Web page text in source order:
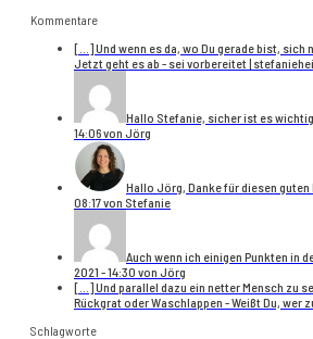
Kommentare
[…] Und wenn es da, wo Du gerade bist, sich
Jetzt geht es ab - sei vorbereitet |
Hallo Stefanie, sicher ist es
14:06 von Jörg
Hallo Jörg, Danke für diesen guten
08:17 von Stefanie
Auch wenn ich einigen Punkten in
2021 - 14:30 von Jörg
[…] Und parallel dazu ein netter Mensch zu
Rückgrat oder Waschlappen - Weißt Du, wer
Schlagworte